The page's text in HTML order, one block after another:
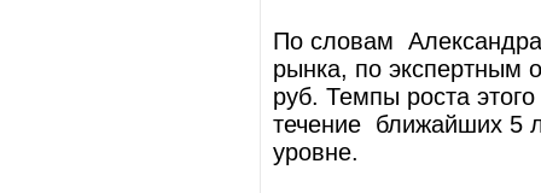
По словам
рынка, по экспертным
руб. Темпы роста
течение ближайших 5
уровне.